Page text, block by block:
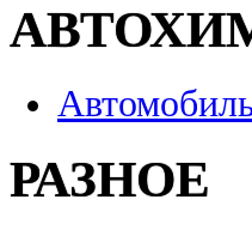
РАЗНОЕ